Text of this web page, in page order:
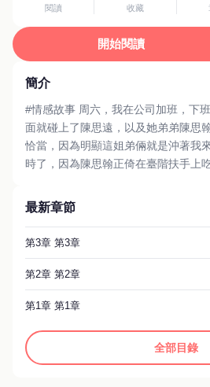
閱讀 收藏
開始閱讀
簡介
#情感故事 周六，我在公司加班，下
面就碰上了陳思遠，以及她弟弟陳思翰。 其實說碰上，顯
恰當，因為明顯這姐弟倆就是沖著我來的。 而且，已
時了，因為陳思翰正倚在臺階扶手上
的，說來者不善還差不多。 我不禁皺了一下眉。但因為他們是
來了？” 陳思遠毫不客氣，“狐貍精，讓你不許再糾纏我爸爸
搖頭，“丫頭，你能不能別這麼胡攪
還這麼不懂事？”
最新章節
第3章 第3章
第2章 第2章
第1章 第1章
全部目錄